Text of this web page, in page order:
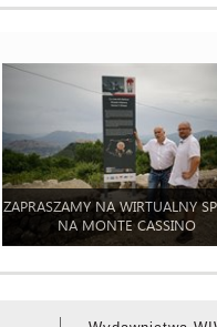
ZAPRASZAMY NA WIRTUALNY
NA MONTE CASSINO